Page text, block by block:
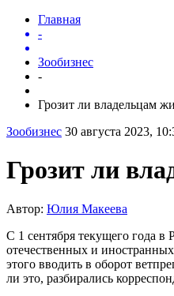
Главная
-
Зообизнес
-
Грозит ли владельцам
Зообизнес 30 августа 2023,
Грозит ли
Автор: Юлия Макеева
С 1 сентября текущего года
отечественных и
этого вводить в оборот
ли это, разбирались